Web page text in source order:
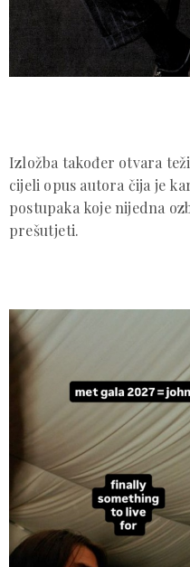
Izložba također otvara
cijeli opus autora čija je
postupaka koje nijedna
prešutjeti.